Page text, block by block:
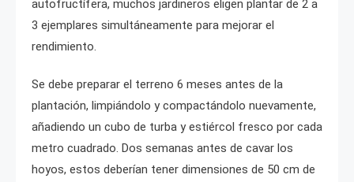
autofructífera, muchos jardineros eligen plantar de 2 a
3 ejemplares simultáneamente para mejorar el
rendimiento.
Se debe preparar el terreno 6 meses antes de la
plantación, limpiándolo y compactándolo nuevamente,
añadiendo un cubo de turba y estiércol fresco por cada
metro cuadrado. Dos semanas antes de cavar los
hoyos, estos deberían tener dimensiones de 50 cm de